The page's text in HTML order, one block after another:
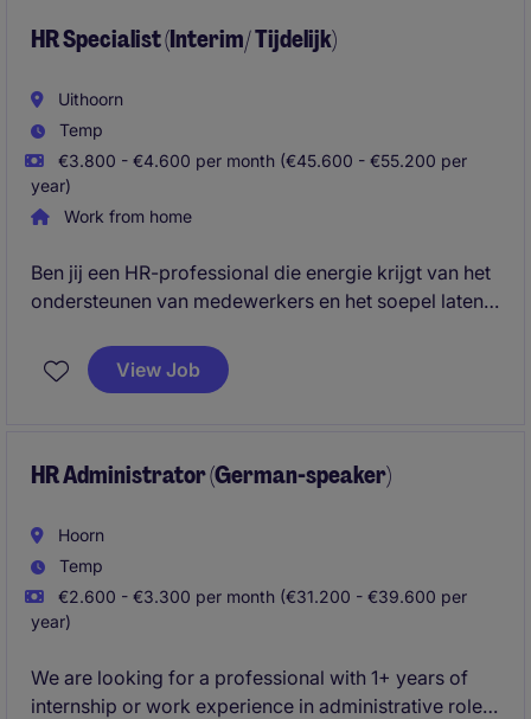
HR Specialist (Interim/ Tijdelijk)
Uithoorn
Temp
€3.800 - €4.600 per month (€45.600 - €55.200 per
year)
Work from home
Ben jij een HR-professional die energie krijgt van het
ondersteunen van medewerkers en het soepel laten
organisatie zoeken wij een HR Operations Specialist
die gedurende een periode van 4 maanden
Nederland en de bredere EMEA-regio.
View Job
HR Administrator (German-speaker)
Hoorn
Temp
€2.600 - €3.300 per month (€31.200 - €39.600 per
year)
We are looking for a professional with 1+ years of
internship or work experience in administrative roles